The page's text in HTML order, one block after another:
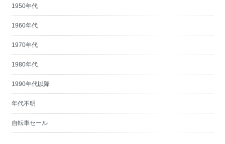
1950年代
1960年代
1970年代
1980年代
1990年代以降
年代不明
自転車セール